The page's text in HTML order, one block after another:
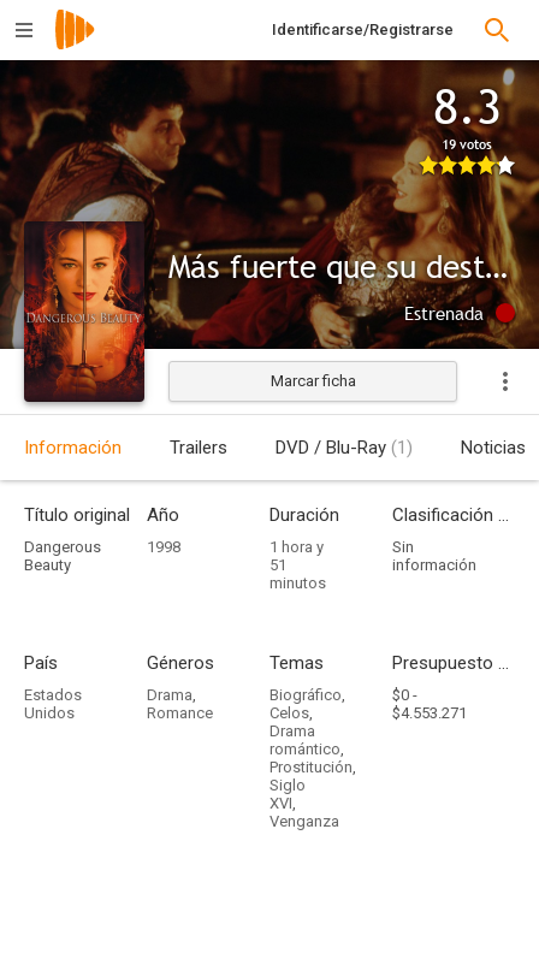
Identificarse/Registrarse
8.3
19 votos
Más fuerte que su destino
Estrenada
Marcar ficha
Información Trailers DVD / Blu-Ray (1) Noticias
Título original
Dangerous
Beauty
Año
1998
Duración
1 hora y
51
minutos
Clasificación por edades
Sin
información
País
Estados
Unidos
Géneros
Drama,
Romance
Temas
Biográfico,
Celos,
Drama
romántico,
Prostitución,
Siglo
XVI,
Venganza
Presupuesto - Ingresos
$0 -
$4.553.271